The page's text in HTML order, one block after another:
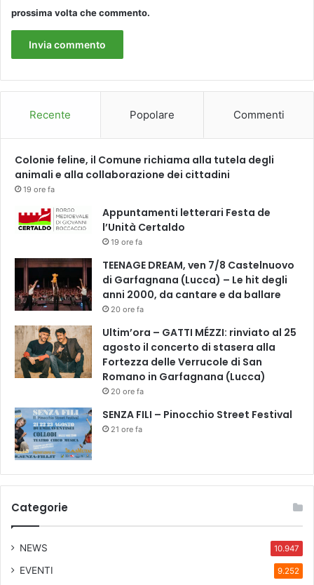
prossima volta che commento.
Recente Popolare Commenti
Colonie feline, il Comune richiama alla tutela degli
animali e alla collaborazione dei cittadini
19 ore fa
Appuntamenti letterari Festa de
l’Unità Certaldo
19 ore fa
TEENAGE DREAM, ven 7/8 Castelnuovo
di Garfagnana (Lucca) – Le hit degli
anni 2000, da cantare e da ballare
20 ore fa
Ultim’ora – GATTI MÉZZI: rinviato al 25
agosto il concerto di stasera alla
Fortezza delle Verrucole di San
Romano in Garfagnana (Lucca)
20 ore fa
SENZA FILI – Pinocchio Street Festival
21 ore fa
Categorie
NEWS 10.947
EVENTI 9.252